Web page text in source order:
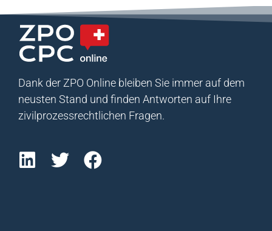
Dank der ZPO Online bleiben Sie immer auf dem
neusten Stand und finden Antworten auf Ihre
zivilprozessrechtlichen Fragen.